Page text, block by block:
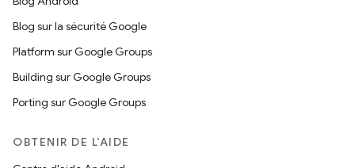
Blog sur la sécurité Google
Platform sur Google Groups
Building sur Google Groups
Porting sur Google Groups
OBTENIR DE L'AIDE